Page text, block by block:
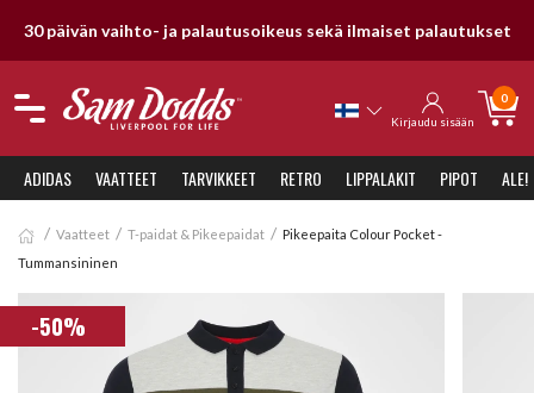
30 päivän vaihto- ja palautusoikeus sekä ilmaiset palautukset
Kirjaudu sisään
0
ADIDAS VAATTEET TARVIKKEET RETRO LIPPALAKIT PIPOT ALE!
Vaatteet T-paidat & Pikeepaidat
Pikeepaita Colour Pocket -
Tummansininen
-50%